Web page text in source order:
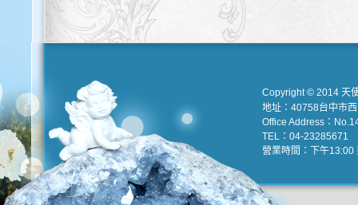
Copyright © 2014 天
地址：40758台中市
Office Address：
TEL：04-23285671
營業時間：下午13:00